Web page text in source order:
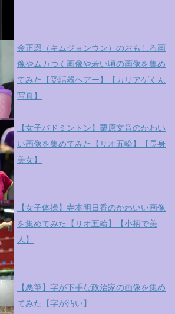
金正恩（キムジョンウン）のおもしろ画
像やムカつく画像や若い頃の画像を集め
てみた【受話器ヘアー】【カリアゲくん
写真】
【女子バドミントン】栗原文音のかわい
い画像を集めてみた【リオ五輪】【長身
美女】
【女子体操】寺本明日香のかわいい画像
を集めてみた【リオ五輪】【小柄で美
人】
【悪筆】字が下手な政治家の画像を集め
てみた【字が汚い】